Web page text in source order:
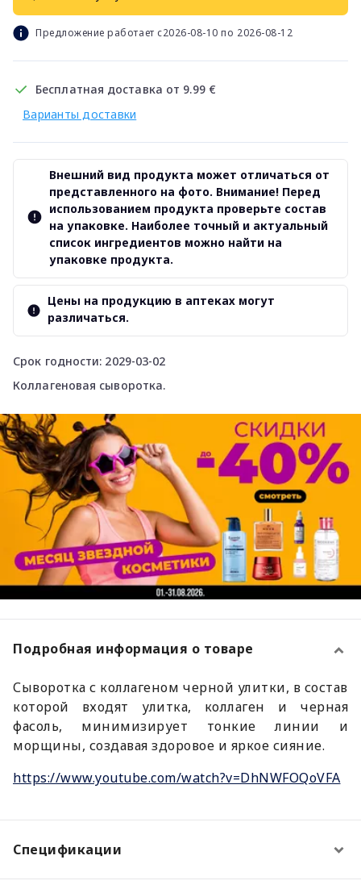
Предложение работает с2026-08-10 по 2026-08-12
Бесплатная доставка от 9.99 €
Варианты доставки
Срок годности: 2029-03-02
Коллагеновая сыворотка.
Внешний вид продукта может отличаться от
представленного на фото. Внимание! Перед
использованием продукта проверьте состав
на упаковке. Наиболее точный и актуальный
список ингредиентов можно найти на
упаковке продукта.
Цены на продукцию в аптеках могут
различаться.
Подробная информация о товаре
Сыворотка с коллагеном черной улитки, в состав
которой входят улитка, коллаген и черная
фасоль, минимизирует тонкие линии и
морщины, создавая здоровое и яркое сияние.
https://www.youtube.com/watch?v=DhNWFOQoVFA
Спецификации